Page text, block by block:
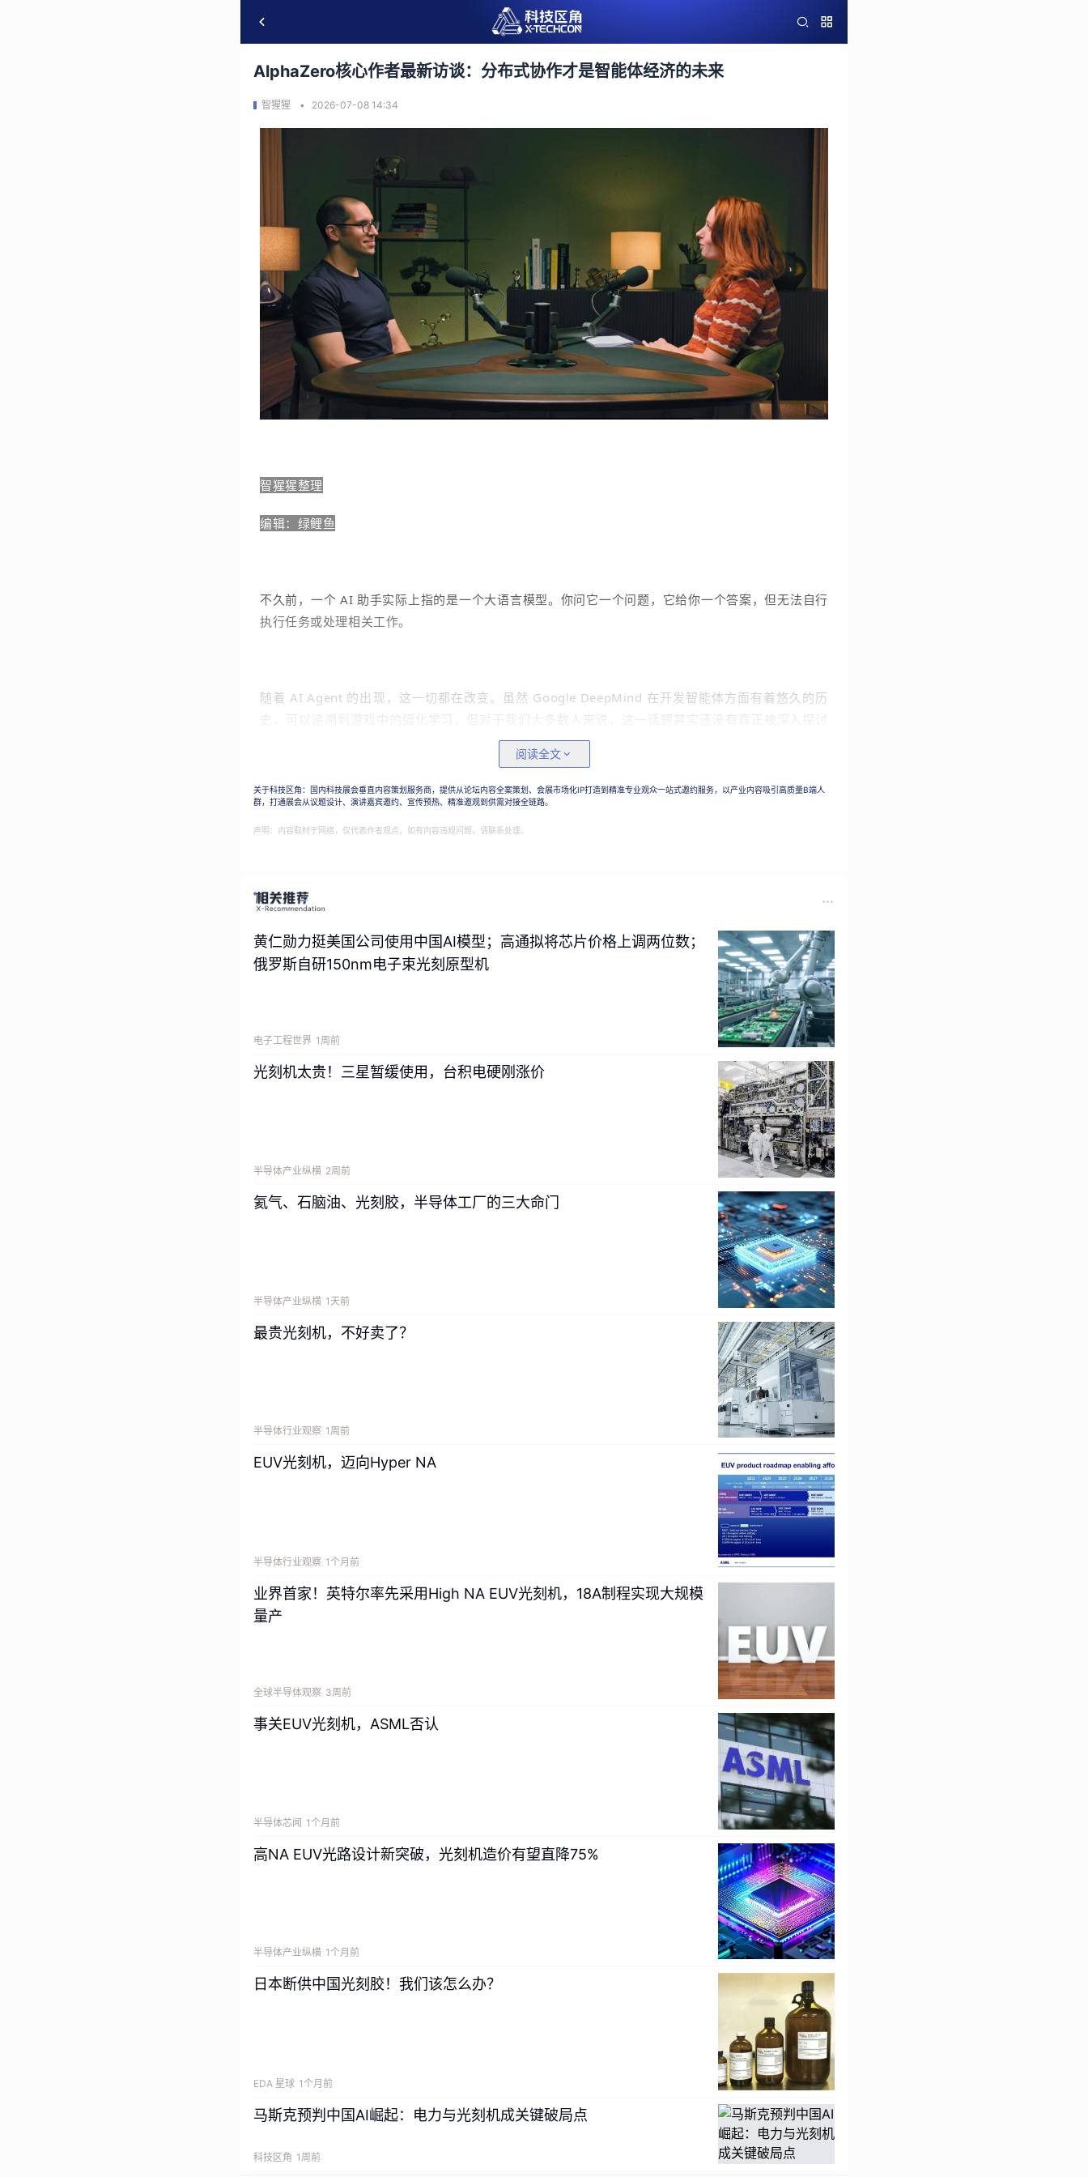
AlphaZero核心作者最新访谈：分布式协作才是智能体经济的未来
智猩猩 2026-07-08 14:34
智猩猩整理
编辑：绿鲤鱼
不久前，一个 AI 助手实际上指的是一个大语言模型。你问它一个问题，它给你一个答案，但无法自行
执行任务或处理相关工作。
随着 AI Agent 的出现，这一切都在改变。虽然 Google DeepMind 在开发智能体方面有着悠久的历
史，可以追溯到游戏中的强化学习，但对于我们大多数人来说，这一话题其实还没有真正被深入探讨
AI Agents出现， 不仅为我们工作，而且还在交易、谈判、互相分配任务时，会发生什么呢？我们最终
AlphaZero 核心作者、Google DeepMind 的高级研究员 Nenad Tomasev 与节目主持人
Hannah
Fry 一起探讨了未来“ Agentic Economy”的理论框架
从单一模型向合作型“专家社会”的
转变、人类在自动化过程中的心理风险，以及确保分布式智能安全所必需应对的各种复杂网络安全挑战
以下为经删减整理的访谈内容。
主持人：对于那些只是偶尔使用大型语言模型的人来说，你能向我们描述一下语言模型和智能体之间的
区别吗？那种和智能体合作的感觉是什么？
Nenad Tomasev：我认为这已经成为我们今年观察到的主要趋势之一。有趣的是，“Agent”并不是一
个新概念。这是我们长期以来在人工智能领域一直关注的事情。甚至在大型语言模型出现之前，我们就
已经有了在模拟 3D 环境中操作的 Agent，收集物品，完成一些任务。在世界上采取行动，是一种展现
智慧的方式。
智能体观察世界的状态并执行行动，在给定的环境
显然，我们现在使用的 Agent 在内部使用大型语言模型。所以这两个概念并没有完全消除歧义。仍然
Nenad Tomasev：对的，我想这就是最终的动机。你可以通过与语言模型多次交互来手动完成大部分
事情，并且你负责指导整个过程，而 Agent 则负责具体执行工作。如果你想完成需要多个步骤的事
情，Agent 可以制定计划并对所有这些步骤采取行动。显然，对于需要批准或人工干预的操作来说，
这一点是必不可少的。这种情况更敏感，也更容易出错。
Nenad Tomasev：在很多方面，两者很相似。用户仍然以与语言模型交流的方式与 Agent 进行互动。
，所以用户更像是决策者，需要负责审核和批准各项操作。
就会执行后续操作，比如购买门票、给朋友发消息（如果你正在组织聚
主持人：比如说，如果你正在筹备婚礼，虽然大语言模型可以为你提供餐饮服务商的名单、推荐婚礼场
地等信息，但实际上所有的邮件往来还是得你自己来处理。不过，如果有 Agent 帮忙的话，那肯定要
阅读全文
关于科技区角：国内科技展会垂直内容策划服务商，提供从论坛内容全案策划、会展市场化IP打造到精准专业观众一站式邀约服务，以产业内容吸引高质量B端人
群，打通展会从议题设计、演讲嘉宾邀约、宣传预热、精准邀观到供需对接全链路。
声明：内容取材于网络，仅代表作者观点，如有内容违规问题，请联系处理。
黄仁勋力挺美国公司使用中国AI模型；高通拟将芯片价格上调两位数；
俄罗斯自研150nm电子束光刻原型机
电子工程世界 1周前
光刻机太贵！三星暂缓使用，台积电硬刚涨价
半导体产业纵横 2周前
氦气、石脑油、光刻胶，半导体工厂的三大命门
半导体产业纵横 1天前
最贵光刻机，不好卖了？
半导体行业观察 1周前
EUV光刻机，迈向Hyper NA
半导体行业观察 1个月前
业界首家！英特尔率先采用High NA EUV光刻机，18A制程实现大规模
量产
全球半导体观察 3周前
事关EUV光刻机，ASML否认
半导体芯闻 1个月前
高NA EUV光路设计新突破，光刻机造价有望直降75%
半导体产业纵横 1个月前
日本断供中国光刻胶！我们该怎么办？
EDA 星球 1个月前
马斯克预判中国AI崛起：电力与光刻机成关键破局点
科技区角 1周前